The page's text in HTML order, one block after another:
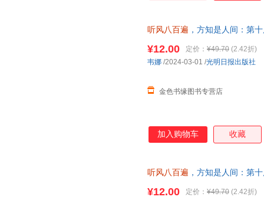
听风八百遍 ，方知是人间：第
¥12.00 定价： ¥49.70 (2.42折)
金色书缘图书专营店
韦娜 /2024-03-01 /光明日报出版社
加入购物车 收藏
听风八百遍 ，方知是人间：第
¥12.00 定价： ¥49.70 (2.42折)